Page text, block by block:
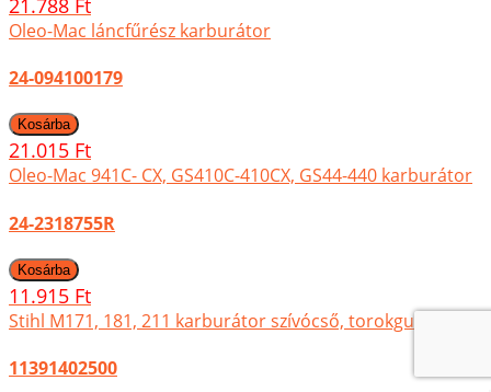
Oleo-Mac láncfűrész karburátor
24-094100179
21.015 Ft
Oleo-Mac 941C- CX, GS410C-410CX, GS44-440 karburátor
24-2318755R
11.915 Ft
Stihl M171, 181, 211 karburátor szívócső, torokgumi
11391402500